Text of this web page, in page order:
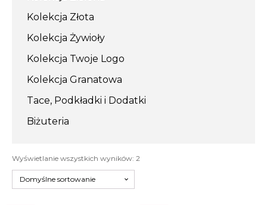
Kolekcja Złota
Kolekcja Żywioły
Kolekcja Twoje Logo
Kolekcja Granatowa
Tace, Podkładki i Dodatki
Biżuteria
Wyświetlanie wszystkich wyników: 2